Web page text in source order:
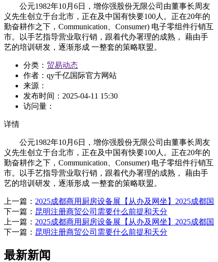
公元1982年10月6日，增你强股份无限公司由董事长周友
义先生创立于台北市，正在及中国有快要100人。正在20年的
勤奋耕作之下，Communication、Consumer) 电子零组件行销互
市。以手艺指导营业取行销，跟着代办署理的成熟， 藉由手
艺的培训研发，逐渐形成 一整套的策略联盟。
分类： 贸易动态
作者： qy千亿国际官方网站
来源：
发布时间： 2025-04-11 15:30
访问量：
详情
公元1982年10月6日，增你强股份无限公司由董事长周友
义先生创立于台北市，正在及中国有快要100人。正在20年的
勤奋耕作之下，Communication、Consumer) 电子零组件行销互
市。以手艺指导营业取行销，跟着代办署理的成熟， 藉由手
艺的培训研发，逐渐形成 一整套的策略联盟。
上一篇： 2025成都商用厨房设备展【从办及网坐】2025成都国
下一篇： 昆明注册商贸公司需要什么前提和天分
上一篇： 2025成都商用厨房设备展【从办及网坐】2025成都国
下一篇： 昆明注册商贸公司需要什么前提和天分
最新新闻